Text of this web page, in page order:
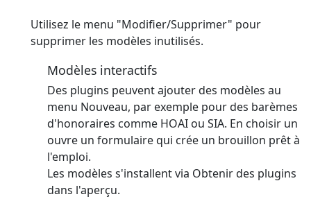
Utilisez le menu "Modifier/Supprimer" pour
supprimer les modèles inutilisés.
Modèles interactifs
Des plugins peuvent ajouter des modèles au
menu Nouveau, par exemple pour des barèmes
d'honoraires comme HOAI ou SIA. En choisir un
ouvre un formulaire qui crée un brouillon prêt à
l'emploi.
Les modèles s'installent via Obtenir des plugins
dans l'aperçu.